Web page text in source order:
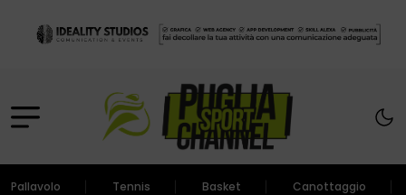
Pallavolo Tennis Basket Canottaggio